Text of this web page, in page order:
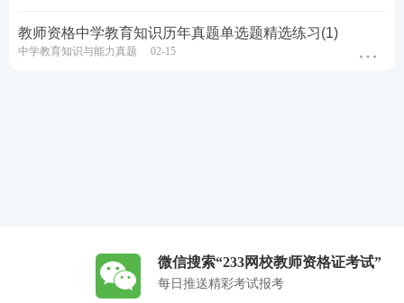
教师资格中学教育知识历年真题单选题精选练习(1)
中学教育知识与能力真题 02-15
微信搜索“233网校教师资格证考试”
每日推送精彩考试报考